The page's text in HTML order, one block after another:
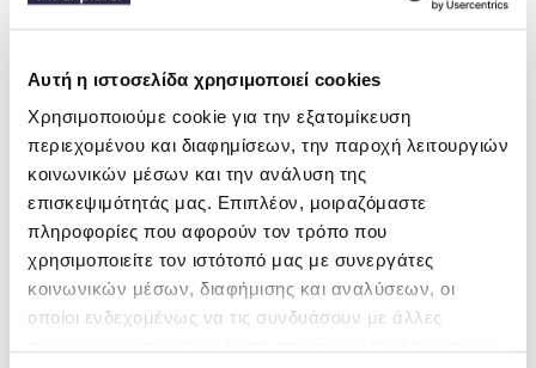
Αυτή η ιστοσελίδα χρησιμοποιεί cookies
Χρησιμοποιούμε cookie για την εξατομίκευση
περιεχομένου και διαφημίσεων, την παροχή λειτουργιών
κοινωνικών μέσων και την ανάλυση της
επισκεψιμότητάς μας. Επιπλέον, μοιραζόμαστε
πληροφορίες που αφορούν τον τρόπο που
χρησιμοποιείτε τον ιστότοπό μας με συνεργάτες
κοινωνικών μέσων, διαφήμισης και αναλύσεων, οι
οποίοι ενδεχομένως να τις συνδυάσουν με άλλες
POLO RALPH LAUREN
ΒΕΡΜΟΥΔΑ
ΑΘΛΗΤΙΚΗ DOUBLE
KNIT
145,00 €